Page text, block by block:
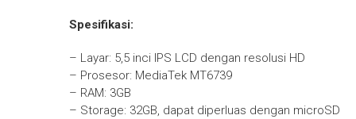
Spesifikasi:
– Layar: 5,5 inci IPS LCD dengan resolusi HD
– Prosesor: MediaTek MT6739
– RAM: 3GB
– Storage: 32GB, dapat diperluas dengan microSD